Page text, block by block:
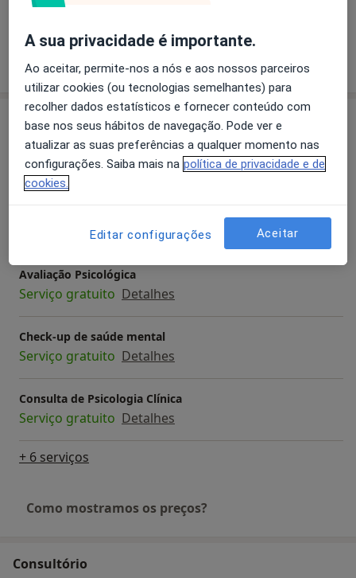
Mostrar mais detalhes
sobre a experiência
Serviços e preços
Consulta online
Desde 35 € Detalhes
Detalhes
Avaliação Psicológica
Serviço gratuito Detalhes
Check-up de saúde mental
Serviço gratuito Detalhes
Consulta de Psicologia Clínica
Serviço gratuito Detalhes
+ 6 serviços
Como mostramos os preços?
Consultório
A sua privacidade é importante.
Ao aceitar, permite-nos a nós e aos nossos parceiros
utilizar cookies (ou tecnologias semelhantes) para
recolher dados estatísticos e fornecer conteúdo com
base nos seus hábitos de navegação. Pode ver e
atualizar as suas preferências a qualquer momento nas
configurações. Saiba mais na política de privacidade e de
cookies.
Editar configurações Aceitar